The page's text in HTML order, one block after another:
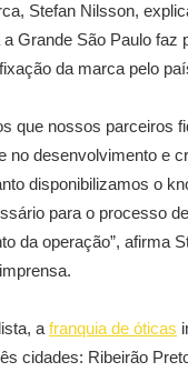
Stefan Nilsson,
Grande São Paulo faz
da marca pelo
que nossos parceiros
no desenvolvimento e
disponibilizamos o
para o processo de
da operação”, afirma
a franquia de óticas
cidades: Ribeirão